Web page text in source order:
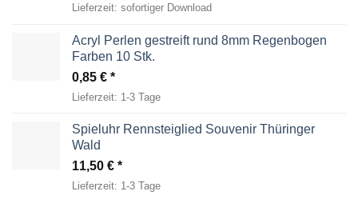
Lieferzeit: sofortiger Download
Acryl Perlen gestreift rund 8mm Regenbogen
Farben 10 Stk.
0,85 €
Lieferzeit: 1-3 Tage
Spieluhr Rennsteiglied Souvenir Thüringer
Wald
11,50 €
Lieferzeit: 1-3 Tage